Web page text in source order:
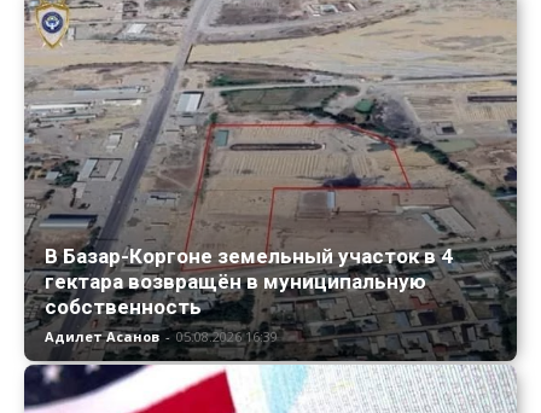
В Базар-Коргоне земельный участок в 4
гектара возвращён в муниципальную
собственность
Адилет Асанов - 05.08.2026 16:39